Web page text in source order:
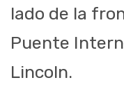
lado de la
Puente
Lincoln.